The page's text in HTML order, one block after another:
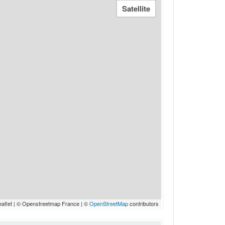
| © Openstreetmap France | ©OpenStreetMapcontributors